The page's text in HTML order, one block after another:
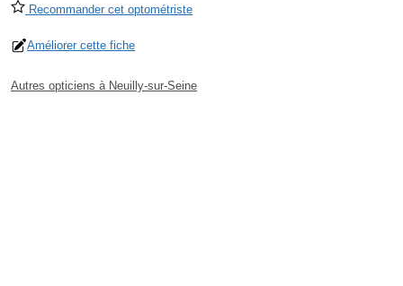
Recommander cet optométriste
Améliorer cette fiche
Autres opticiens à Neuilly-sur-Seine